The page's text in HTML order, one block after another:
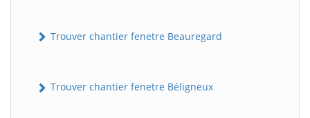
Trouver chantier fenetre Beauregard
Trouver chantier fenetre Béligneux